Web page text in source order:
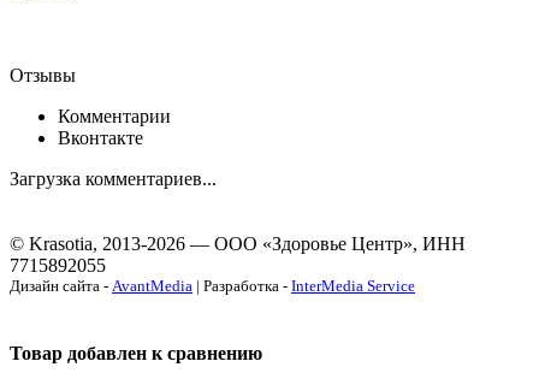
Отзывы
Комментарии
Вконтакте
Загрузка комментариев...
© Krasotia, 2013-2026 — ООО «Здоровье Центр», ИНН
7715892055
Дизайн сайта - AvantMedia | Разработка - InterMedia Service
Товар добавлен к сравнению